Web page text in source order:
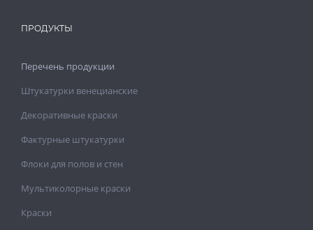
ПРОДУКТЫ
Перечень продукции
Штукатурки венецианские
Декоративные краски
Фактурные штукатурки
Флоки для полов и стен
Мультиколорные краски
Краски